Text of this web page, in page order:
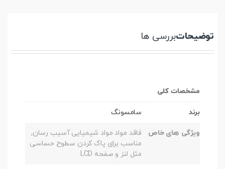
توضیحاتبررسی ها
مشخصات کلی
برند سامسونگ
ویژگی های خاص
فاقد مواد مواد شیمیایی آسیب رسان,
مناسب برای پاک کردن سطوح حساسی
مثل لنز و صفحه LCD